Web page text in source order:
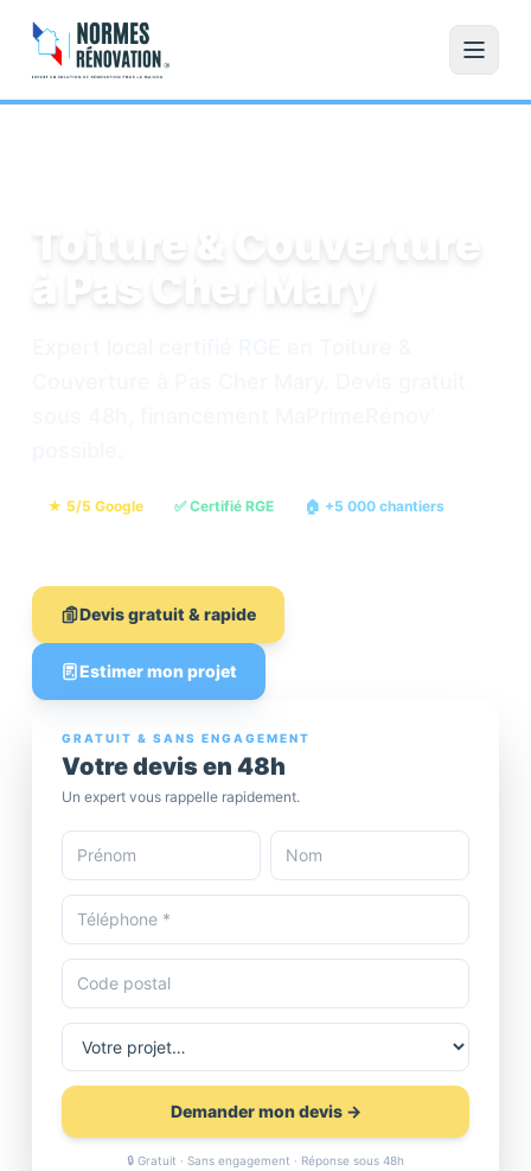
Toiture & Couverture
à Pas Cher Mary
★ 5/5 Google ✅ Certifié RGE
🏠 +5 000 chantiers
Devis gratuit & rapide
Estimer mon projet
GRATUIT & SANS ENGAGEMENT
Votre devis en 48h
Un expert vous rappelle rapidement.
Demander mon devis →
🔒 Gratuit · Sans engagement · Réponse sous 48h